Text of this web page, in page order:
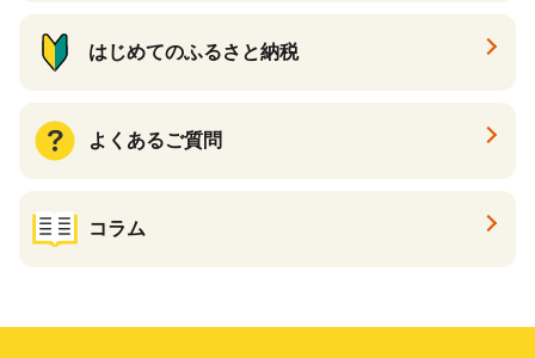
はじめてのふるさと納税
よくあるご質問
コラム